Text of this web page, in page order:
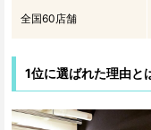
全国60店舗
1位に選ばれた理由と